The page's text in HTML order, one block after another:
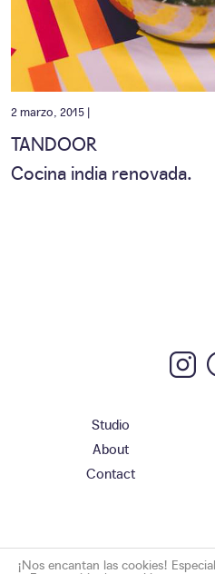
2 marzo, 2015 |
TANDOOR
Cocina india renovada.
Studio
About
Contact
¡Nos encantan las cookies!